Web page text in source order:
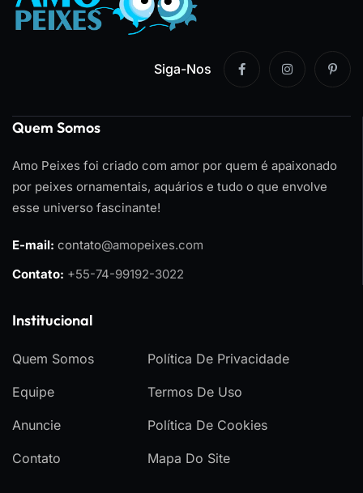
Siga-Nos
Quem Somos
Amo Peixes foi criado com amor por quem é apaixonado
por peixes ornamentais, aquários e tudo o que envolve
esse universo fascinante!
E-mail: contato@amopeixes.com
Contato: +55-74-99192-3022
Institucional
Quem Somos
Equipe
Anuncie
Contato
Política De Privacidade
Termos De Uso
Política De Cookies
Mapa Do Site